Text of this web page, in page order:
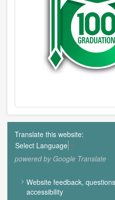
Translate this website:
Select Language ▼
powered by Google Translate
FOOTER
MENU
Website feedback,
accessibility